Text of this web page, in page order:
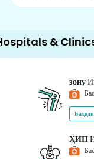
& Clinics
зону
ҲИП